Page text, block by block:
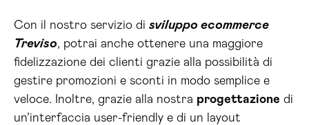
Con il nostro servizio di sviluppo ecommerce
Treviso, potrai anche ottenere una maggiore
fidelizzazione dei clienti grazie alla possibilità di
gestire promozioni e sconti in modo semplice e
veloce. Inoltre, grazie alla nostra progettazione di
un’interfaccia user-friendly e di un layout